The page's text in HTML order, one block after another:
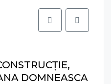
DOMNEASCA